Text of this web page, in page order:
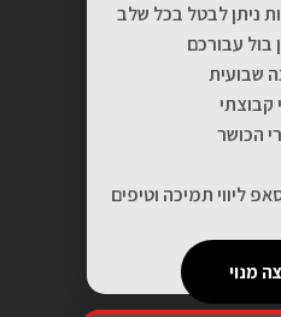
ניתן לבטל בכל שלב
בול עבורכם
שבועית
קבוצתי
הכושר
ליווי תמיכה וטיפים
מנוי